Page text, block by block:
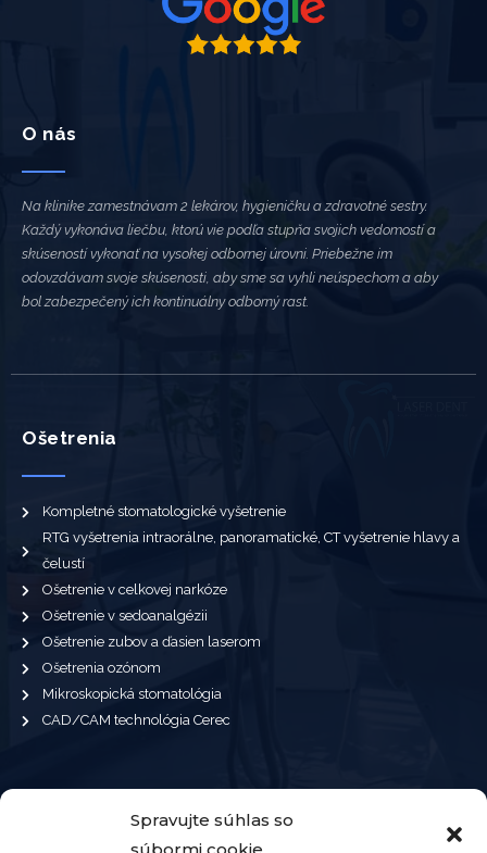
Spravujte súhlas so
O nás
Na klinike zamestnávam 2 lekárov, hygieničku a zdravotné sestry.
Každý vykonáva liečbu, ktorú vie podľa stupňa svojich vedomostí a
skúseností vykonať na vysokej odbornej úrovni. Priebežne im
odovzdávam svoje skúsenosti, aby sme sa vyhli neúspechom a aby
bol zabezpečený ich kontinuálny odborný rast.
Ošetrenia
Kompletné stomatologické vyšetrenie
RTG vyšetrenia intraorálne, panoramatické, CT vyšetrenie hlavy a
čelustí
Ošetrenie v celkovej narkóze
Ošetrenie v sedoanalgézii
Ošetrenie zubov a ďasien laserom
Ošetrenia ozónom
Mikroskopická stomatológia
CAD/CAM technológia Cerec